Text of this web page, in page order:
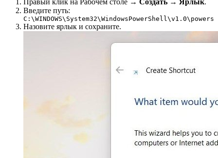
Введите путь:
Назовите ярлык и сохраните.